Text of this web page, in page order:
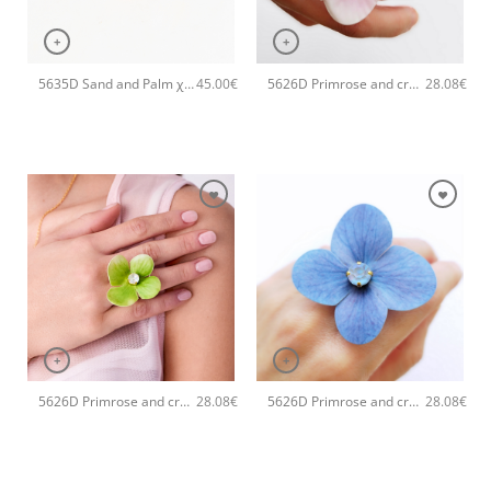
+
5635D Sand and Palm χειροποίητο δαχτυλιδι Catherine bijoux Καφέ45.00€
+
5626D Primrose and crystals ring Ροζ 28.08€
+
5626D Primrose and crystals ring Πράσινο 28.08€
+
5626D Primrose and crystals ring Μπλε 28.08€